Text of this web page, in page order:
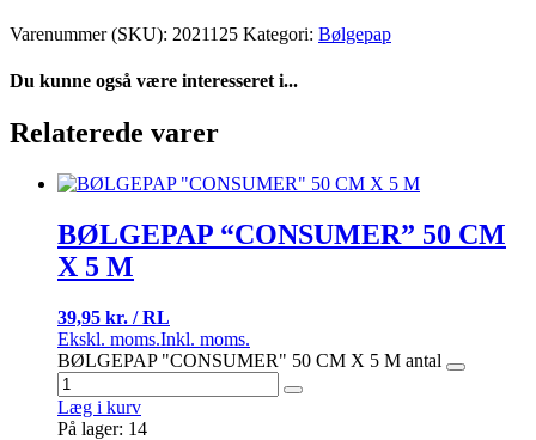
Varenummer (SKU): 2021125 Kategori: Bølgepap
Du kunne også være interesseret i...
Relaterede varer
BØLGEPAP “CONSUMER” 50 CM
X 5 M
39,95 kr. / RL
Ekskl. moms.Inkl. moms.
BØLGEPAP "CONSUMER" 50 CM X 5 M antal
Læg i kurv
På lager: 14